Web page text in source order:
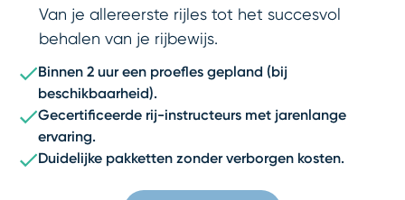
Van je allereerste rijles tot het succesvol
behalen van je rijbewijs.
Binnen 2 uur een proefles gepland (bij
beschikbaarheid).
Gecertificeerde rij-instructeurs met jarenlange
ervaring.
Duidelijke pakketten zonder verborgen kosten.